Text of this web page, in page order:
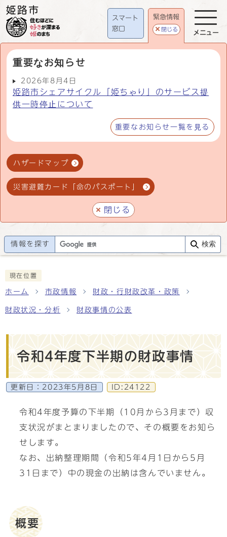
スマート
窓口
緊急情報
閉じる
重要なお知らせ
2026年8月4日
姫路市シェアサイクル「姫ちゃり」のサービス提
供一時停止について
重要なお知らせ一覧を見る
ハザードマップ
災害避難カード「命のパスポート」
閉じる
メニュー
情報を探す 検索
現在位置
ホーム 市政情報 財政・行財政改革・政策
財政状況・分析 財政事情の公表
令和4年度下半期の財政事情
更新日： 2023年5月8日 ID:24122
令和4年度予算の下半期（10月から3月まで）収
支状況がまとまりましたので、その概要をお知ら
せします。
なお、出納整理期間（令和5年4月1日から5月
31日まで）中の現金の出納は含んでいません。
概要